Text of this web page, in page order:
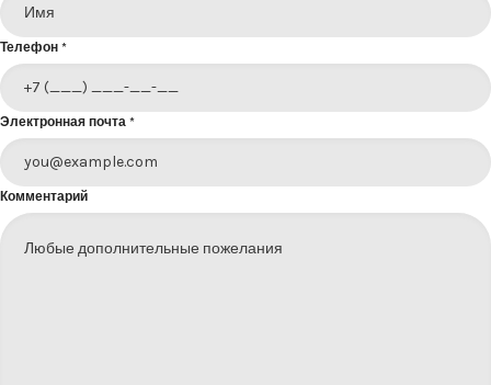
Телефон *
Электронная почта *
Комментарий